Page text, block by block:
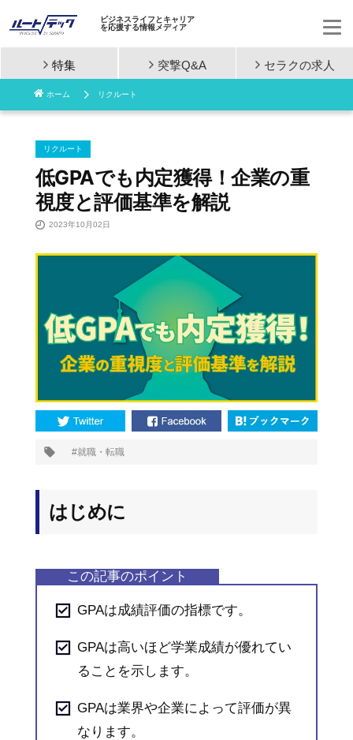
コ
ン
ビジネスライフとキャリア
を応援する情報メディア
特集 突撃Q&A セラクの求人
ホーム リクルート
リクルート
低GPAでも内定獲得！企業の重
視度と評価基準を解説
2023年10月02日
就職・転職
はじめに
GPAは成績評価の指標です。
GPAは高いほど学業成績が優れてい
ることを示します。
GPAは業界や企業によって評価が異
なります。